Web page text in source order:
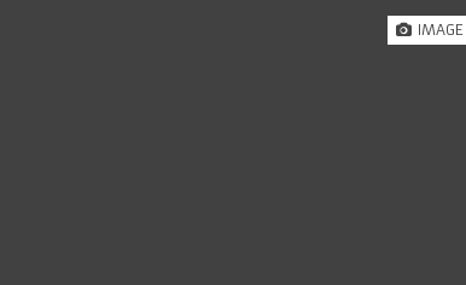
IMAGE